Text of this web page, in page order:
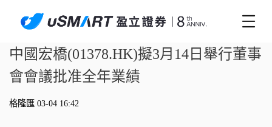
中國宏橋(01378.HK)擬3月14日舉行董事
會會議批准全年業績
格隆匯 03-04 16:42